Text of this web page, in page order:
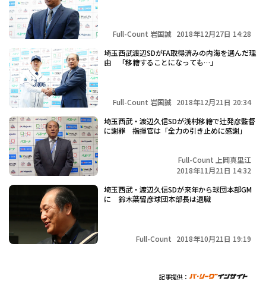
Full-Count 岩国誠 2018年12月27日 14:28
埼玉西武渡辺SDがFA取得済みの内海を選んだ理
由 「移籍することになっても…」
Full-Count 岩国誠 2018年12月21日 20:34
埼玉西武・渡辺久信SDが浅村移籍で辻発彦監督
に謝罪 指揮官は「全力の引き止めに感謝」
Full-Count 上岡真里江
2018年11月21日 14:32
埼玉西武・渡辺久信SDが来年から球団本部GM
に 鈴木葉留彦球団本部長は退職
Full-Count 2018年10月21日 19:19
記事提供：